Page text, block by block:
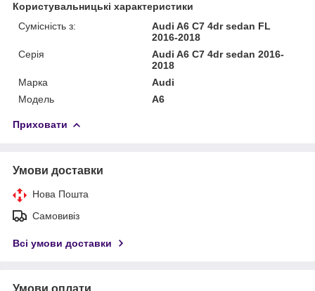
Користувальницькі характеристики
Сумісність з:
Audi A6 C7 4dr sedan FL
2016-2018
Серія
Audi A6 C7 4dr sedan 2016-
2018
Марка
Audi
Модель
A6
Приховати
Умови доставки
Нова Пошта
Самовивіз
Всі умови доставки
Умови оплати